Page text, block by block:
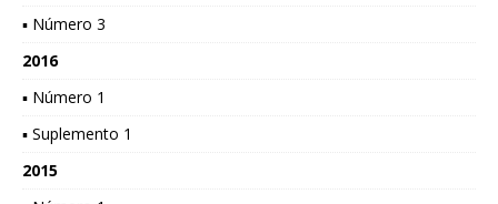
▪ Número 3
2016
▪ Número 1
▪ Suplemento 1
2015